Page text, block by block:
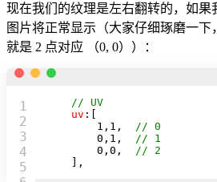
现在我们的纹理是左右翻转的，如果
图片将正常显示（大家仔细琢磨一下
就是 2 点对应 （0, 0））：
1
2
3
4
5
// UV
uv :[
1 , 1 ,
// 0
0 , 1 ,
// 1
0 , 0 ,
// 2
    ],